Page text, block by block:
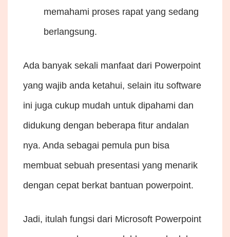
memahami proses rapat yang sedang
berlangsung.
Ada banyak sekali manfaat dari Powerpoint
yang wajib anda ketahui, selain itu software
ini juga cukup mudah untuk dipahami dan
didukung dengan beberapa fitur andalan
nya. Anda sebagai pemula pun bisa
membuat sebuah presentasi yang menarik
dengan cepat berkat bantuan powerpoint.
Jadi, itulah fungsi dari Microsoft Powerpoint